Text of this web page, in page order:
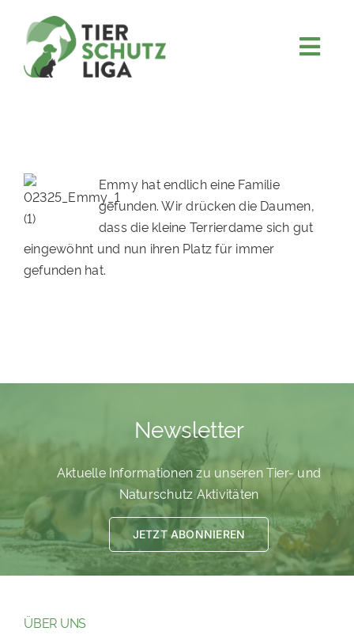
content
MITMACHEN
FÖRDERN & VERERBEN
KOOPERATIONEN
4KIDS
RATGEBER
Emmy hat endlich eine Familie
gefunden. Wir drücken die Daumen,
dass die kleine Terrierdame sich gut
eingewöhnt und nun ihren Platz für immer
gefunden hat.
Newsletter
Aktuelle Informationen zu unseren Tier- und
Naturschutz Aktivitäten
JETZT ABONNIEREN
ÜBER UNS